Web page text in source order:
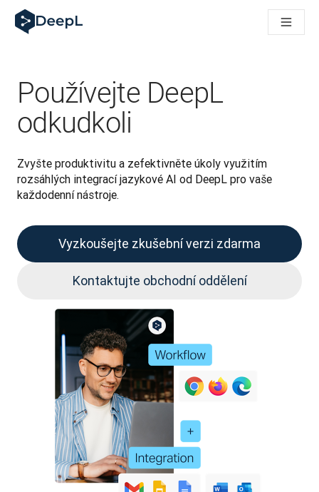
DeepL pro agenty s AI
Translation Flow pro překlad v DeepL: Nové pracovní
Rozluštění důvěry v jazykovou AI pro podniky. Rozhovor se
Jak vyvíjíme systém posouzení kvality překladu pro DeepL
Od kvalitního překladu po platformu pro hlasový překlad
Používejte DeepL
odkudkoli
Zvyšte produktivitu a zefektivněte úkoly využitím
rozsáhlých integrací jazykové AI od DeepL pro vaše
každodenní nástroje.
Vyzkoušejte zkušební verzi zdarma
Kontaktujte obchodní oddělení